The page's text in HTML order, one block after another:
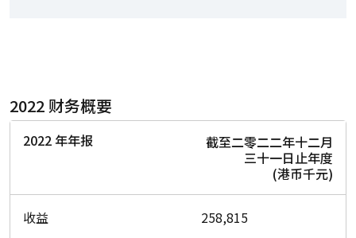
2022 财务概要
2022 年年报
截至二零二二年十二月
三十一日止年度
(港币千元)
收益 258,815